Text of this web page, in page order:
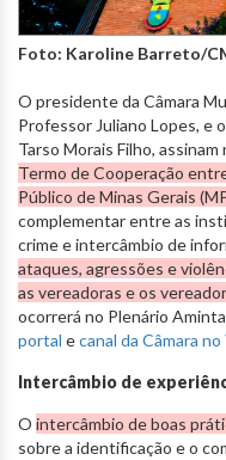
Foto: Karoline Barreto/
O presidente da Câmara
Professor Juliano Lopes, e
Tarso Morais Filho,
Termo de Cooperação
Público de Minas Gerais
complementar entre as
crime e intercâmbio de
ataques, agressões e
as vereadoras e os
ocorrerá no Plenário
portal ecanal da Câmara
Intercâmbio de
O intercâmbio de boas
sobre a identificação e o